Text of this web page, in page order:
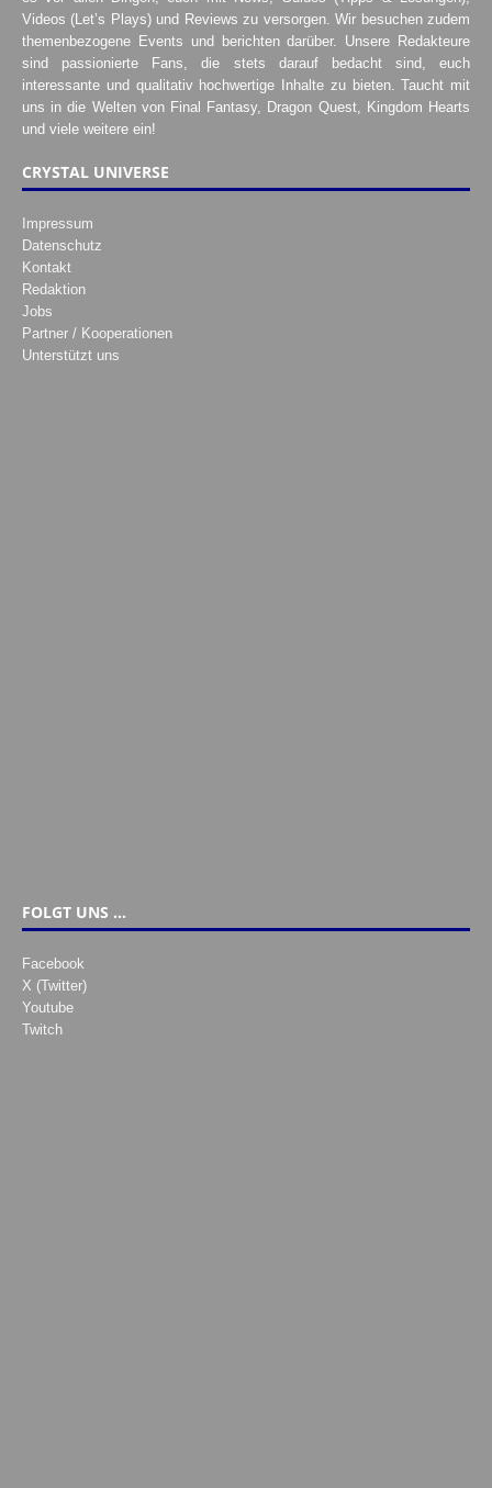
Videos (Let’s Plays) und Reviews zu versorgen. Wir besuchen zudem
themenbezogene Events und berichten darüber. Unsere Redakteure
sind passionierte Fans, die stets darauf bedacht sind, euch
interessante und qualitativ hochwertige Inhalte zu bieten. Taucht mit
uns in die Welten von Final Fantasy, Dragon Quest, Kingdom Hearts
und viele weitere ein!
CRYSTAL UNIVERSE
Impressum
Datenschutz
Kontakt
Redaktion
Jobs
Partner / Kooperationen
Unterstützt uns
FOLGT UNS …
Facebook
X (Twitter)
Youtube
Twitch